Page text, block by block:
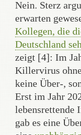
Nein. Sterz
erwarten
Kollegen, die
Deutschland
zeigt [4]: Im
Killervirus
keine Über-,
Erst im Jahr
lebensrettende
gab es eine